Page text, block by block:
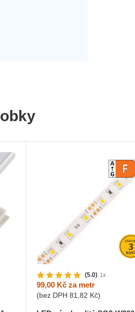
(5.0) 1x
99,00 Kč za metr
(bez DPH81,82 Kč)